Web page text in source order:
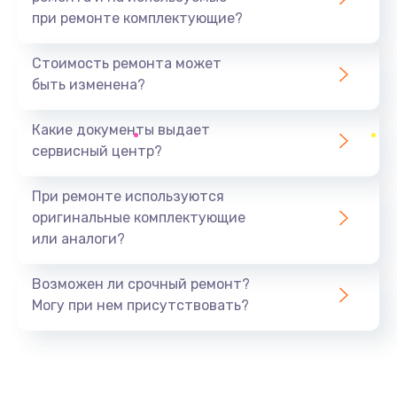
1440 руб.
Ремонт южного моста
Замена батарейки BIOS
Заказать
при ремонте комплектующие?
Стоимость ремонта может
быть изменена?
Какие документы выдает
сервисный центр?
При ремонте используются
оригинальные комплектующие
или аналоги?
Возможен ли срочный ремонт?
Могу при нем присутствовать?